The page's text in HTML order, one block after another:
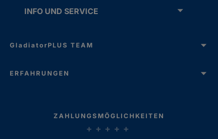
INFO UND SERVICE
GladiatorPLUS TEAM
ERFAHRUNGEN
ZAHLUNGSMÖGLICHKEITEN